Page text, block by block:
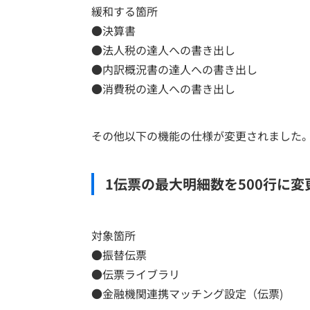
緩和する箇所
●決算書
●法人税の達人への書き出し
●内訳概況書の達人への書き出し
●消費税の達人への書き出し
その他以下の機能の仕様が変更されました
1伝票の最大明細数を500行に変
対象箇所
●振替伝票
●伝票ライブラリ
●金融機関連携マッチング設定（伝票)